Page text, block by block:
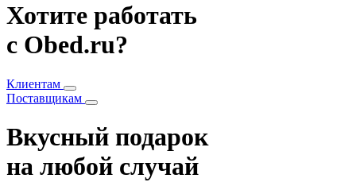
Хотите работать
с Obed.ru?
Клиентам
Поставщикам
Вкусный подарок
на любой случай